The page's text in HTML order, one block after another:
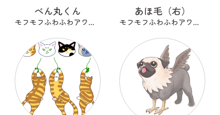
べん丸くん
モフモフふわふわアワアワ
あほ毛（右）
モフモフふわふわアワアワ